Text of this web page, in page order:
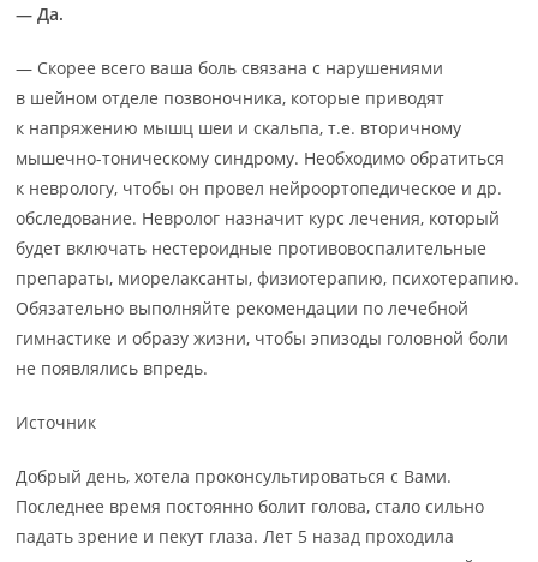
— Да.
— Скорее всего ваша боль связана с нарушениями
в шейном отделе позвоночника, которые приводят
к напряжению мышц шеи и скальпа, т.е. вторичному
мышечно-тоническому синдрому. Необходимо обратиться
к неврологу, чтобы он провел нейроортопедическое и др.
обследование. Невролог назначит курс лечения, который
будет включать нестероидные противовоспалительные
препараты, миорелаксанты, физиотерапию, психотерапию.
Обязательно выполняйте рекомендации по лечебной
гимнастике и образу жизни, чтобы эпизоды головной боли
не появлялись впредь.
Источник
Добрый день, хотела проконсультироваться с Вами.
Последнее время постоянно болит голова, стало сильно
падать зрение и пекут глаза. Лет 5 назад проходила